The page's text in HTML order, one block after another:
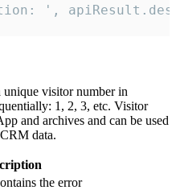
',
unique visitor number in
1, 2, 3, etc. Visitor
and archives and can be used
data.
the error